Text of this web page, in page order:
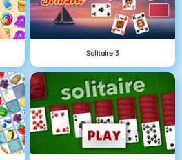
Solitaire 3